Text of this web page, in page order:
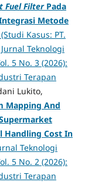
Fuel FilterPada
Metode
Kasus: PT.
Jurnal Teknologi
5 No. 3 (2026):
Terapan
Lukito,
Mapping And
Handling Cost In
Teknologi
5 No. 2 (2026):
Terapan